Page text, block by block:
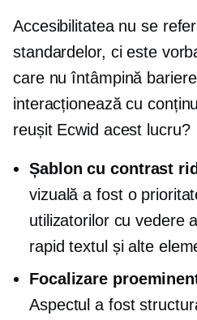
Accesibilitatea nu se
standardelor, ci este
care nu întâmpină
interacționează cu
reușit Ecwid acest lucru?
Șablon cu contrast
vizuală a fost o
utilizatorilor cu vedere
rapid textul și alte
Focalizare
Aspectul a fost